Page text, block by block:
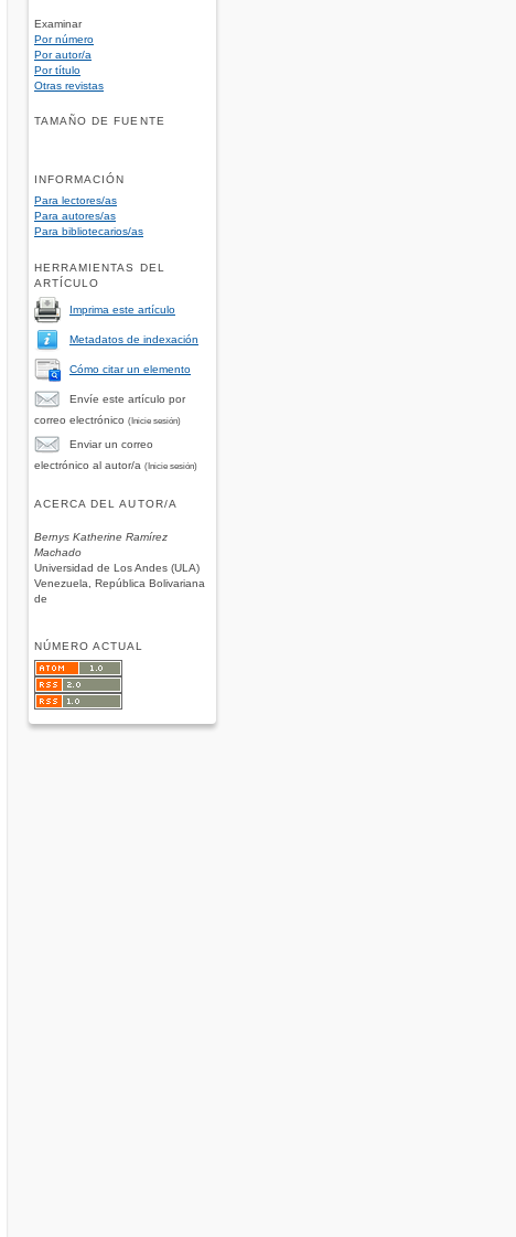
Examinar
Por número
Por autor/a
Por título
Otras revistas
TAMAÑO DE FUENTE
INFORMACIÓN
Para lectores/as
Para autores/as
Para bibliotecarios/as
HERRAMIENTAS DEL
ARTÍCULO
Imprima este artículo
Metadatos de indexación
Cómo citar un elemento
Envíe este artículo por
correo electrónico (Inicie sesión)
Enviar un correo
electrónico al autor/a (Inicie sesión)
ACERCA DEL AUTOR/A
Bernys Katherine Ramírez
Machado
Universidad de Los Andes (ULA)
Venezuela, República Bolivariana
de
NÚMERO ACTUAL